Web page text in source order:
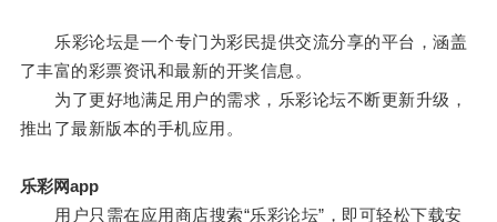
乐彩论坛是一个专门为彩民提供交流分享的平台，涵盖
了丰富的彩票资讯和最新的开奖信息。
为了更好地满足用户的需求，乐彩论坛不断更新升级，
推出了最新版本的手机应用。
乐彩网app
用户只需在应用商店搜索“乐彩论坛”，即可轻松下载安